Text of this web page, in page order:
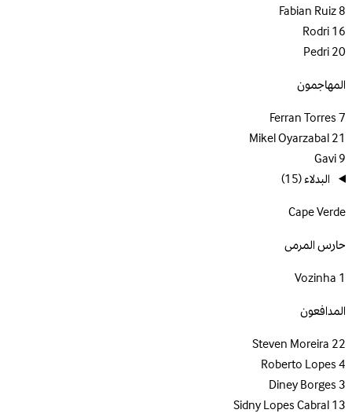
8
Fabian Ruiz
16
Rodri
20
Pedri
المهاجمون
7
Ferran Torres
21
Mikel Oyarzabal
9
Gavi
البدلاء(15)
Cape Verde
حارس المرمى
1
Vozinha
المدافعون
22
Steven Moreira
4
Roberto Lopes
3
Diney Borges
13
Sidny Lopes Cabral